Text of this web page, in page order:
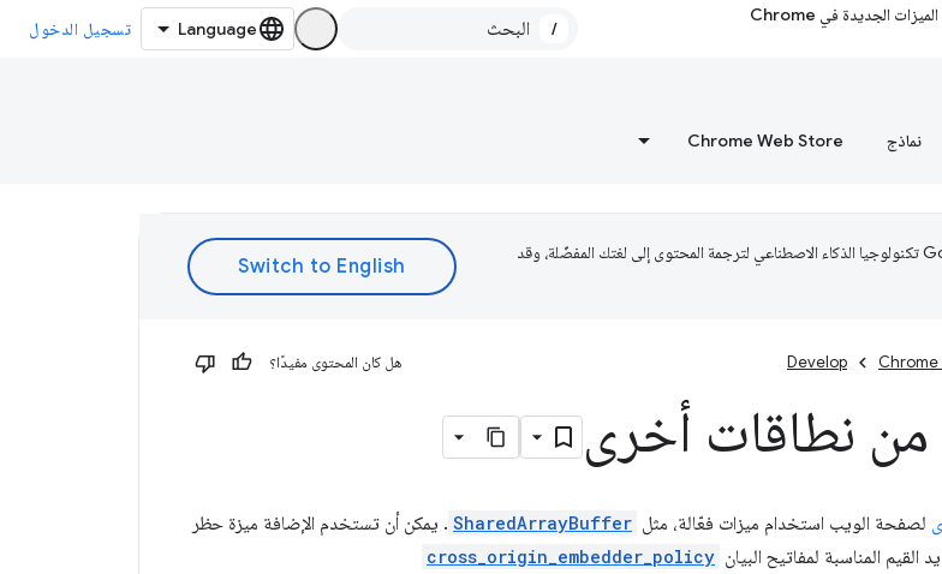
الميزات الجديدة في Chrome
/ تسجيل الدخول
نماذج Chrome Web Store
تستخدم Google تكنولوجيا الذكاء الاصطناعي لترجمة المحتوى إلى لغتك المفضّلة، وقد
Chrome
Develop هل كان المحتوى مفيدًا؟
نطاقات أخرى
لصفحة الويب استخدام ميزات فعّالة، مثل SharedArrayBuffer . يمكن أن تستخدم الإضافة ميزة حظر
المناسبة لمفاتيح البيان cross_origin_embedder_policy